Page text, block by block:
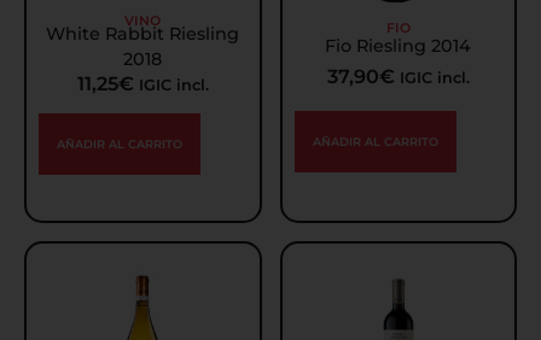
VINO
White Rabbit Riesling
2018
11,25€ IGIC incl.
AÑADIR AL CARRITO
FIO
Fio Riesling 2014
37,90€ IGIC incl.
AÑADIR AL CARRITO